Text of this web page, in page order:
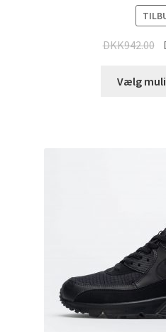
DKK942.00
Vælg